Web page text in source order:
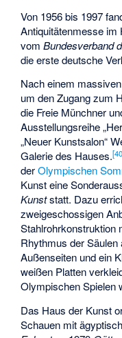
Von 1956 bis 1997
Antiquitätenmesse im
vomBundesverband
die erste deutsche
Nach einem
um den Zugang zum
die Freie Münchner
Ausstellungsreihe
„Neuer Kunstsalon“
Galerie des Hauses.[
derOlympischen
Kunst eine
Kunststatt. Dazu
zweigeschossigen
Stahlrohrkonstruktion
Rhythmus der Säulen
Außenseiten und ein
weißen Platten
Olympischen Spielen
Das Haus der Kunst
Schauen mit